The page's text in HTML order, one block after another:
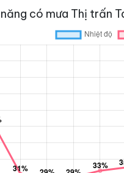
có mưa Thị trấn